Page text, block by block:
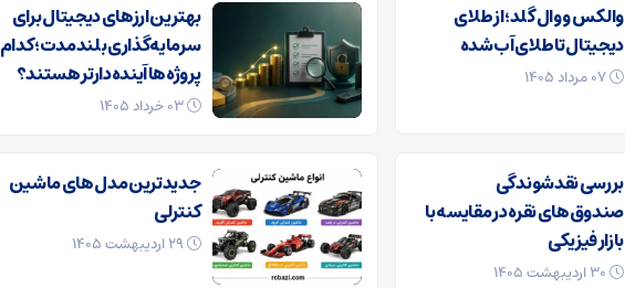
والکس و وال گلد؛ از طلای
دیجیتال تا طلای آب شده
بهترین ارزهای دیجیتال برای
سرمایه‌گذاری بلندمدت؛ کدام
پروژه‌ها آینده‌دارتر هستند؟
۰۳ خرداد ۱۴۰۵
بررسی نقدشوندگی
صندوق‌های نقره در مقایسه با
بازار فیزیکی
جدیدترین مدل های ماشین
کنترلی